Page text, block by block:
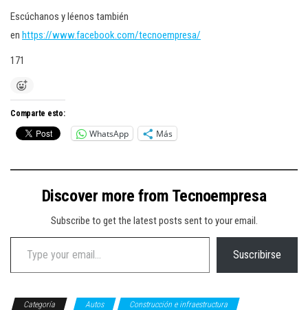
Escúchanos y léenos también
en https://www.facebook.com/tecnoempresa/
171
Comparte esto:
WhatsApp Más
Discover more from Tecnoempresa
Subscribe to get the latest posts sent to your email.
Type your email…
Suscribirse
Categoría Autos
Construcción e infraestructura